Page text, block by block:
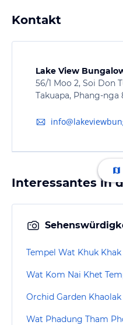
Kontakt
Lake View
56/1 Moo 2, Soi Don
Takuapa, Phang-nga
Interessantes in
Tempel Wat Khuk Khak
Wat Kom Nai Khet
Wat Phadung Tham